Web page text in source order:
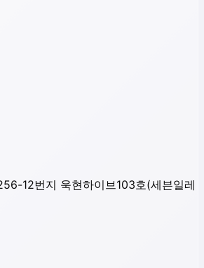
12번지 욱현하이브103호(세븐일레